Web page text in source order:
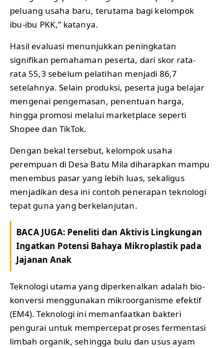
peluang usaha baru, terutama bagi kelompok
ibu-ibu PKK,” katanya.
Hasil evaluasi menunjukkan peningkatan
signifikan pemahaman peserta, dari skor rata-
rata 55,3 sebelum pelatihan menjadi 86,7
setelahnya. Selain produksi, peserta juga belajar
mengenai pengemasan, penentuan harga,
hingga promosi melalui marketplace seperti
Shopee dan TikTok.
Dengan bekal tersebut, kelompok usaha
perempuan di Desa Batu Mila diharapkan mampu
menembus pasar yang lebih luas, sekaligus
menjadikan desa ini contoh penerapan teknologi
tepat guna yang berkelanjutan.
BACA JUGA: Peneliti dan Aktivis Lingkungan
Ingatkan Potensi Bahaya Mikroplastik pada
Jajanan Anak
Teknologi utama yang diperkenalkan adalah bio-
konversi menggunakan mikroorganisme efektif
(EM4). Teknologi ini memanfaatkan bakteri
pengurai untuk mempercepat proses fermentasi
limbah organik, sehingga bulu dan usus ayam